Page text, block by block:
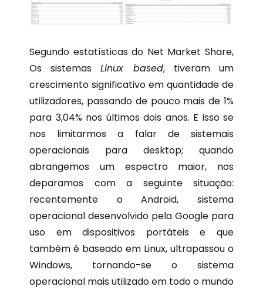
Segundo estatísticas do Net Market Share,
Os sistemasLinux based, tiveram um
crescimento significativo em quantidade de
utilizadores, passando de pouco mais de 1%
para 3,04% nos últimos dois anos. E isso se
nos limitarmos a falar de sistemais
operacionais para desktop; quando
abrangemos um espectro maior, nos
deparamos com a seguinte situação:
recentemente o Android, sistema
operacional desenvolvido pela Google para
uso em dispositivos portáteis e que
também é baseado em Linux, ultrapassou o
Windows, tornando-se o sistema
operacional mais utilizado em todo o mundo